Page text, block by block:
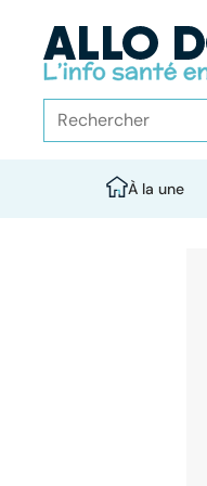
À la une